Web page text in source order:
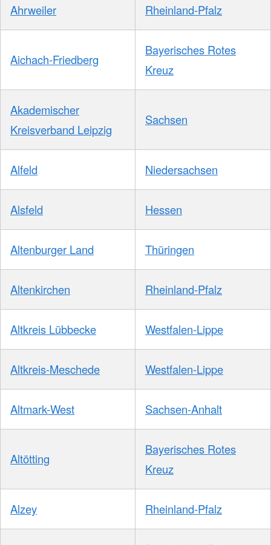
Ahrweiler Rheinland-Pfalz
Aichach-Friedberg
Bayerisches Rotes
Kreuz
Akademischer
Kreisverband Leipzig
Sachsen
Alfeld Niedersachsen
Alsfeld Hessen
Altenburger Land Thüringen
Altenkirchen Rheinland-Pfalz
Altkreis Lübbecke Westfalen-Lippe
Altkreis-Meschede Westfalen-Lippe
Altmark-West Sachsen-Anhalt
Altötting
Bayerisches Rotes
Kreuz
Alzey Rheinland-Pfalz